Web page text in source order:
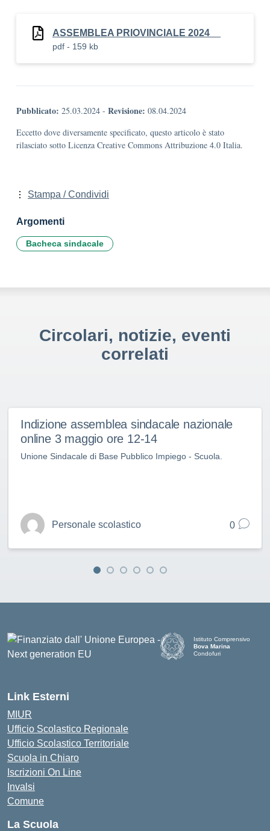
ASSEMBLEA PRIOVINCIALE 2024__
pdf - 159 kb
Pubblicato: 25.03.2024 - Revisione: 08.04.2024
Eccetto dove diversamente specificato, questo articolo è stato
rilasciato sotto Licenza Creative Commons Attribuzione 4.0 Italia.
Stampa / Condividi
Argomenti
Bacheca sindacale
Circolari, notizie, eventi
correlati
Indizione assemblea sindacale nazionale
online 3 maggio ore 12-14
Unione Sindacale di Base Pubblico Impiego - Scuola.
Personale scolastico 0
Istituto Comprensivo
Bova Marina
Condofuri
Link Esterni
MIUR
Ufficio Scolastico Regionale
Ufficio Scolastico Territoriale
Scuola in Chiaro
Iscrizioni On Line
Invalsi
Comune
La Scuola